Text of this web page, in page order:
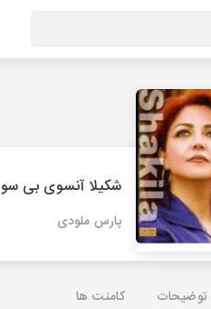
شکیلا آنسوی بی سو
پارس ملودی
توضیحات کامنت ها